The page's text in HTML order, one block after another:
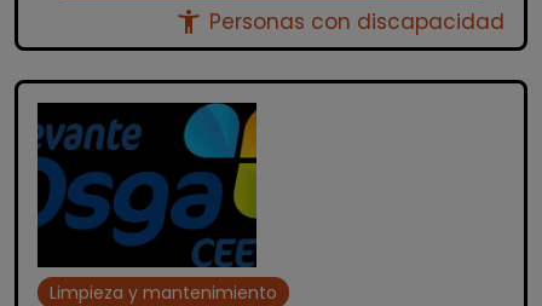
accessibility_new Personas con discapacidad
Limpieza y mantenimiento